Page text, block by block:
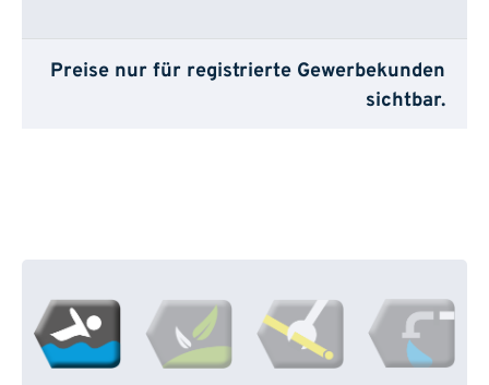
Preise nur für registrierte Gewerbekunden
sichtbar.